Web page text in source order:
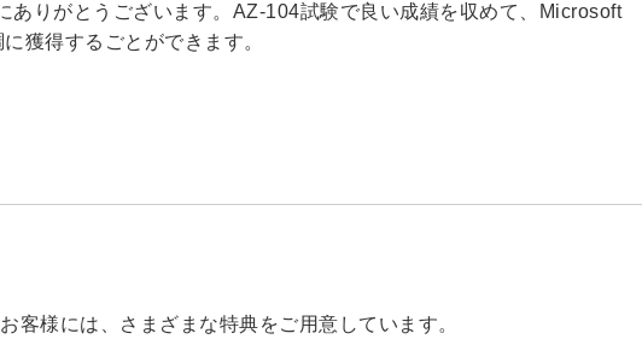
ありがとうございます。AZ-104試験で良い成績を収めて、Microsoft
獲得するごとができます。
客様には、さまざまな特典をご用意しています。